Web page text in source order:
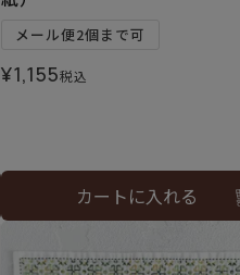
メール便2個まで可
¥1,155税込
カートに入れる